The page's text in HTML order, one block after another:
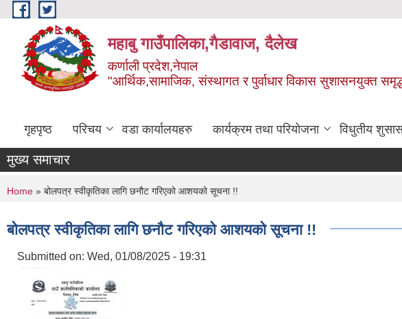
Skip to main content
महाबु गाउँपालिका,गैडावाज, दैलेख
कर्णाली प्रदेश,नेपाल
"आर्थिक,सामाजिक, संस्थागत र पुर्वाधार विकास सुशासनयुक्त
गृहपृष्ठ परिचय वडा कार्यालयहरु कार्यक्रम तथा परियोजना विधुतीय
मुख्य समाचार
You are here
Home » बोलपत्र स्वीकृतिका लागि छनौट गरिएको आशयको सूचना !!
बोलपत्र स्वीकृतिका लागि छनौट गरिएको आशयको सूचना !!
Submitted on: Wed, 01/08/2025 - 19:31